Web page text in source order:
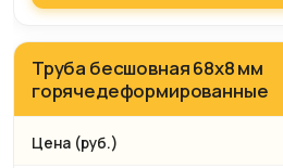
Труба бесшовная 68х8 мм
горячедеформированные